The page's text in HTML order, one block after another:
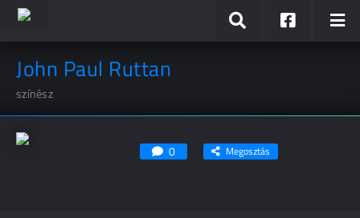
John Paul Ruttan
színész
0 Megosztás